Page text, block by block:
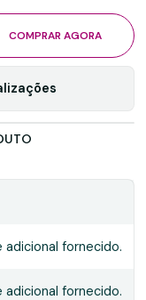
COMPRAR AGORA
adicional fornecido.
adicional fornecido.